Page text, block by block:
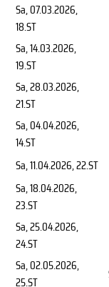
Sa, 07.03.2026,
18.ST
Sa, 14.03.2026,
19.ST
Sa, 28.03.2026,
21.ST
Sa, 04.04.2026,
14.ST
Sa, 11.04.2026, 22.ST
Sa, 18.04.2026,
23.ST
Sa, 25.04.2026,
24.ST
Sa, 02.05.2026,
25.ST